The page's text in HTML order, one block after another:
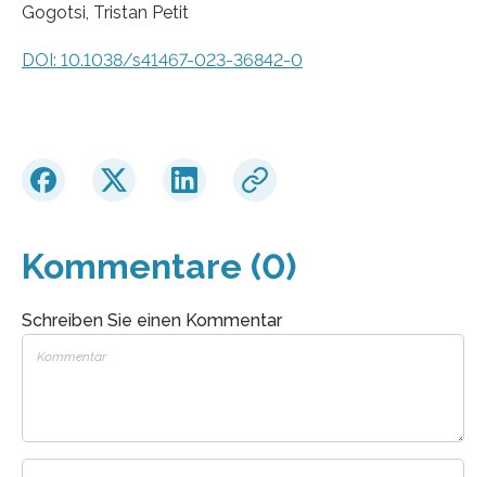
Gogotsi, Tristan Petit
DOI: 10.1038/s41467-023-36842-0
Kommentare (0)
Schreiben Sie einen Kommentar